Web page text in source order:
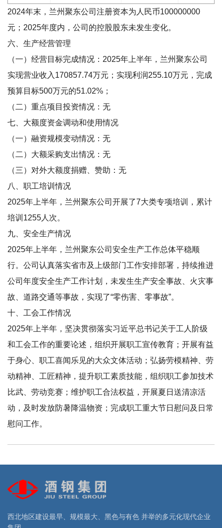
2024年末，兰州聚东公司注册资本为人民币100000000
元；2025年度内，公司的控股股东未发生变化。
六、生产经营管理
（一）经营目标完成情况：2025年上半年，兰州聚东公司
实现营业收入170857.74万元；实现利润255.10万元，完成
预算目标500万元的51.02%；
（二）重点项目投资情况：无
七、大额度资金调动和使用情况
（一）融资规模变动情况：无
（二）大额采购支出情况：无
（三）对外大额度捐赠、赞助：无
八、职工培训情况
2025年上半年，兰州聚东公司开展了7大类专项培训，累计
培训1255人次。
九、安全生产情况
2025年上半年，兰州聚东公司安全生产工作总体平稳顺
行。公司认真落实省市及上级部门工作安排部署，持续推进
公司年度安全生产工作计划，未发生生产安全事故、火灾事
故、道路交通等事故，实现了“零伤害、零事故”。
十、工会工作情况
2025年上半年，坚决贯彻落实习近平总书记关于工人阶级
和工会工作的重要论述，组织开展职工宣传教育；开展有益
于身心、职工喜闻乐见的大众文体活动；弘扬劳模精神、劳
动精神、工匠精神，提升职工素质技能，组织职工参加技术
比武、劳动竞赛；维护职工合法权益，开展夏日送清凉活
动，及时发放防暑降温物资；完成职工重大节日慰问及日常
慰问工作。
西北地区建设最早、规模最大、黑色与有色 并举的多元化现代企业